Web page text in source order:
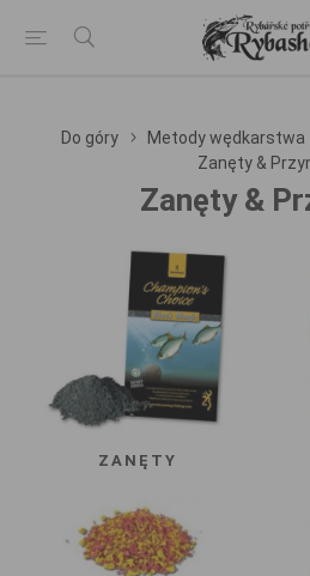
Do góry Metody wędkarstwa
Zanęty &
Zanęty &
ZANĘTY